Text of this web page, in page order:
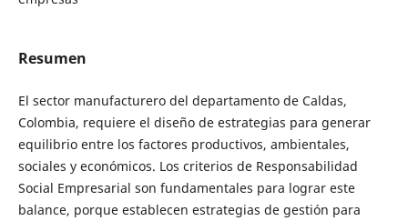
Resumen
El sector manufacturero del departamento de Caldas,
Colombia, requiere el diseño de estrategias para generar
equilibrio entre los factores productivos, ambientales,
sociales y económicos. Los criterios de Responsabilidad
Social Empresarial son fundamentales para lograr este
balance, porque establecen estrategias de gestión para